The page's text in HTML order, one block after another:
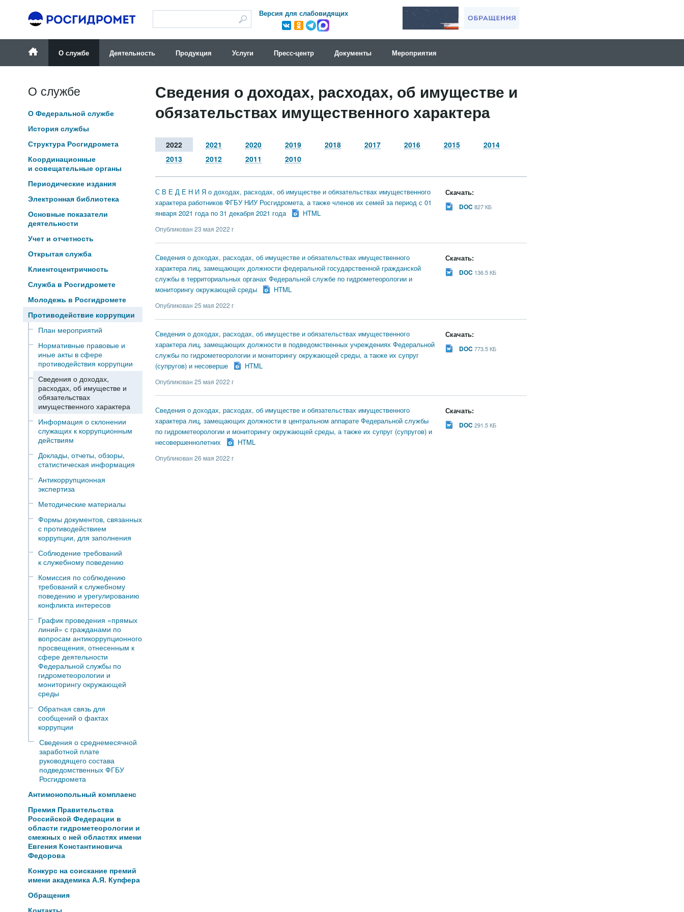
Версия для слабовидящих
О службе Деятельность Продукция Услуги Пресс-центр Документы Мероприятия
О службе
О Федеральной службе
История службы
Структура Росгидромета
Координационные
и совещательные органы
Периодические издания
Электронная библиотека
Основные показатели
деятельности
Учет и отчетность
Открытая служба
Клиентоцентричность
Служба в Росгидромете
Молодежь в Росгидромете
Противодействие коррупции
План мероприятий
Нормативные правовые и
иные акты в сфере
противодействия коррупции
Сведения о доходах,
расходах, об имуществе и
обязательствах
имущественного характера
Информация о склонении
служащих к коррупционным
действиям
Доклады, отчеты, обзоры,
статистическая информация
Антикоррупционная
экспертиза
Методические материалы
Формы документов, связанных
с противодействием
коррупции, для заполнения
Соблюдение требований
к служебному поведению
Комиссия по соблюдению
требований к служебному
поведению и урегулированию
конфликта интересов
График проведения «прямых
линий» с гражданами по
вопросам антикоррупционного
просвещения, отнесенным к
сфере деятельности
Федеральной службы по
гидрометеорологии и
мониторингу окружающей
среды
Обратная связь для
сообщений о фактах
коррупции
Сведения о среднемесячной
заработной плате
руководящего состава
подведомственных ФГБУ
Росгидромета
Антимонопольный комплаенс
Премия Правительства
Российской Федерации в
области гидрометеорологии и
смежных с ней областях имени
Евгения Константиновича
Федорова
Конкурс на соискание премий
имени академика А.Я. Купфера
Обращения
Контакты
Сведения о доходах, расходах, об имуществе и
обязательствах имущественного характера
2022 2021 2020 2019 2018 2017 2016 2015
2014
2013
2012 2011 2010
Скачать:
DOC 827 КБ
С В Е Д Е Н И Я о доходах, расходах, об имуществе и обязательствах имущественного
характера работников ФГБУ НИУ Росгидромета, а также членов их семей за период с 01
января 2021 года по 31 декабря 2021 года
HTML
Опубликован 23 мая 2022 г
Скачать:
DOC 136.5 КБ
Сведения о доходах, расходах, об имуществе и обязательствах имущественного
характера лиц, замещающих должности федеральной государственной гражданской
службы в территориальных органах Федеральной службе по гидрометеорологии и
мониторингу окружающей среды
HTML
Опубликован 25 мая 2022 г
Скачать:
DOC 773.5 КБ
Сведения о доходах, расходах, об имуществе и обязательствах имущественного
характера лиц, замещающих должности в подведомственных учреждениях Федеральной
службы по гидрометеорологии и мониторингу окружающей среды, а также их супруг
(супругов) и несоверше
HTML
Опубликован 25 мая 2022 г
Скачать:
DOC 291.5 КБ
Сведения о доходах, расходах, об имуществе и обязательствах имущественного
характера лиц, замещающих должности в центральном аппарате Федеральной службы
по гидрометеорологии и мониторингу окружающей среды, а также их супруг (супругов) и
несовершеннолетних
HTML
Опубликован 26 мая 2022 г